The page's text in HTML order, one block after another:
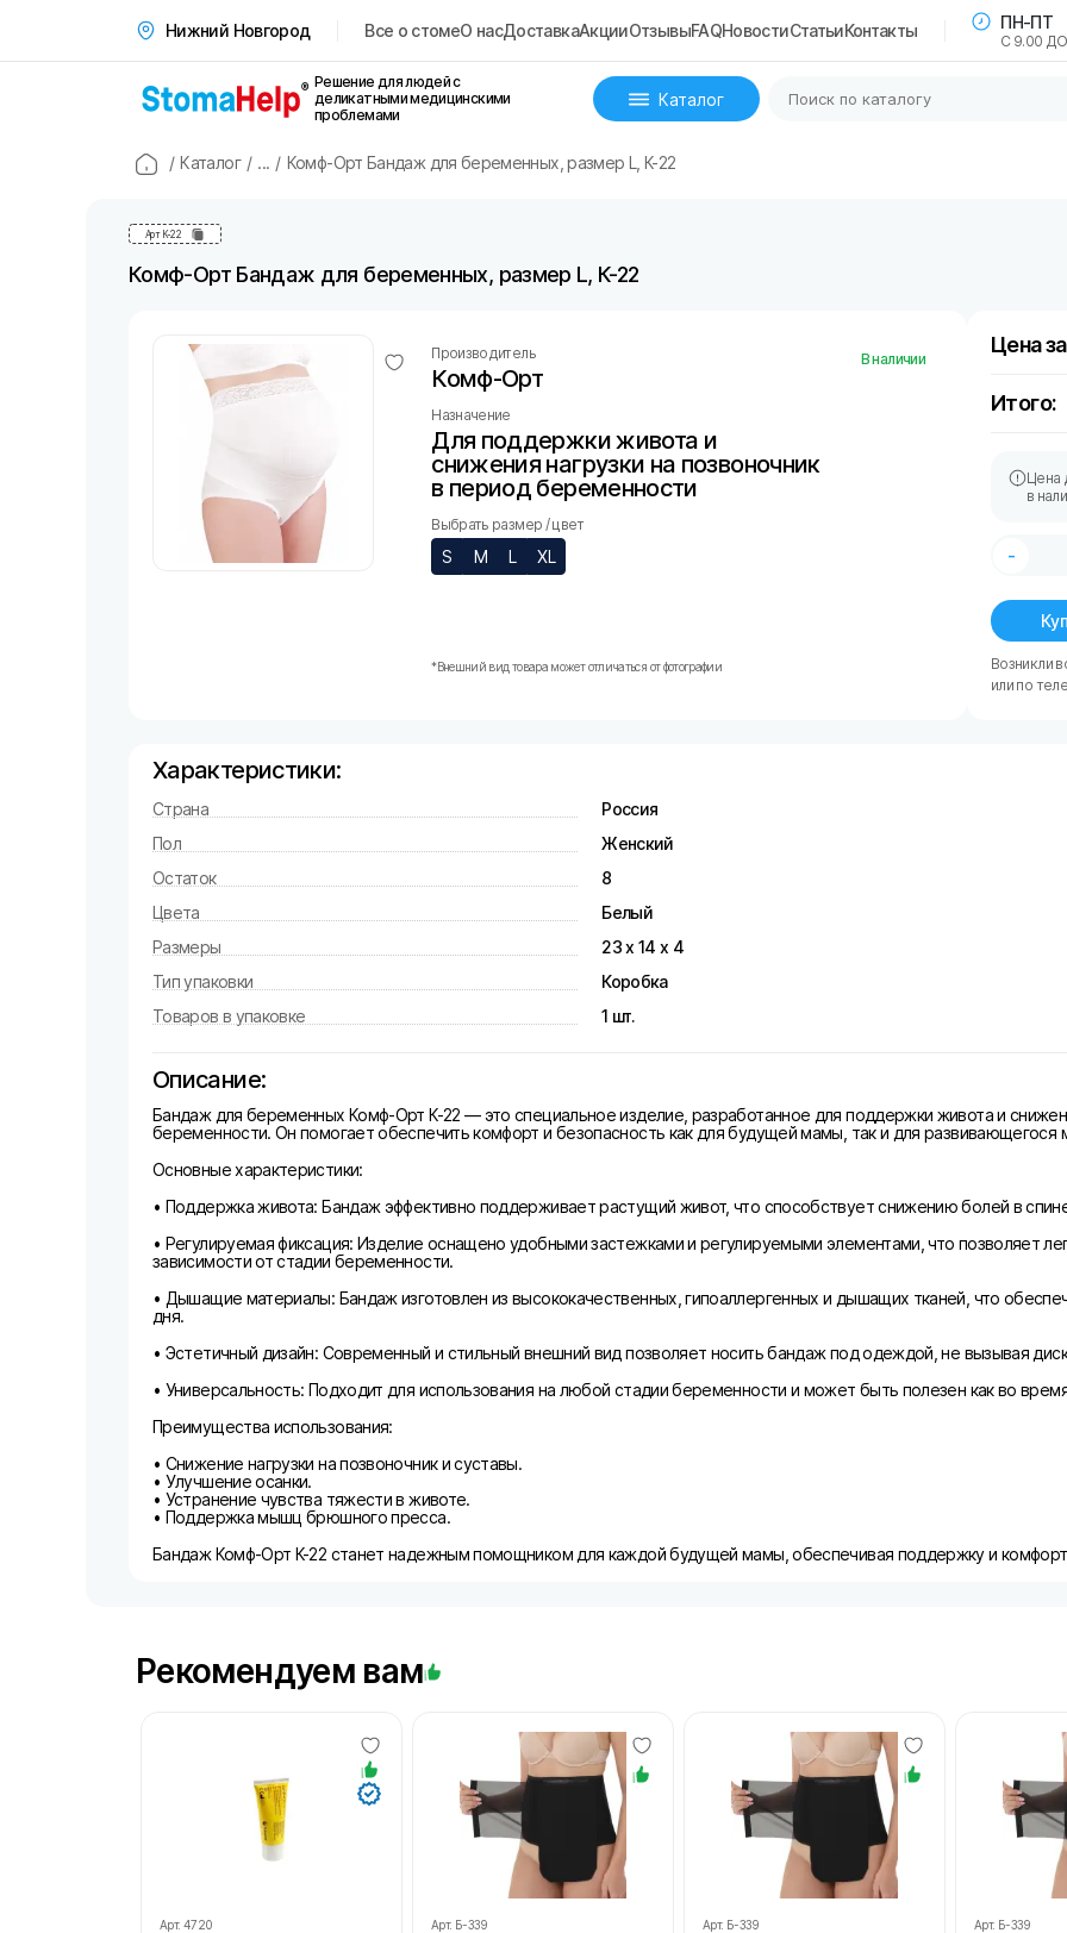
Нижний Новгород Все о стомеО насДоставкаАкцииОтзывыFAQНовостиСтатьиКонтакты ПН-ПТ
С 9.00
Решение для людей с
деликатными медицинскими
проблемами
Каталог
/ Каталог / ... / Комф-Орт Бандаж для беременных, размер L, К-22
Арт К-22
Комф-Орт Бандаж для беременных, размер L, К-22
Производитель
Комф-Орт
Назначение
Для поддержки живота и
снижения нагрузки на позвоночник
в период беременности
Выбрать размер / цвет
S M L XL
*Внешний вид товара может отличаться от фотографии
В наличии
Цена
Итого:
Цена
в
-
Возникли
или по
Характеристики:
Страна
Россия
Пол
Женский
Остаток
8
Цвета
Белый
Размеры
23 х 14 х 4
Тип упаковки
Коробка
Товаров в упаковке
1 шт.
Описание:
Бандаж для беременных Комф-Орт К-22 — это специальное изделие, разработанное для поддержки живота и
беременности. Он помогает обеспечить комфорт и безопасность как для будущей мамы, так и для развивающегося
Основные характеристики:
• Поддержка живота: Бандаж эффективно поддерживает растущий живот, что способствует снижению болей в
• Регулируемая фиксация: Изделие оснащено удобными застежками и регулируемыми элементами, что позволяет
зависимости от стадии беременности.
• Дышащие материалы: Бандаж изготовлен из высококачественных, гипоаллергенных и дышащих тканей, что
дня.
• Эстетичный дизайн: Современный и стильный внешний вид позволяет носить бандаж под одеждой, не вызывая
• Универсальность: Подходит для использования на любой стадии беременности и может быть полезен как во
Преимущества использования:
• Снижение нагрузки на позвоночник и суставы.
• Улучшение осанки.
• Устранение чувства тяжести в животе.
• Поддержка мышц брюшного пресса.
Бандаж Комф-Орт К-22 станет надежным помощником для каждой будущей мамы, обеспечивая поддержку и
Рекомендуем вам
Арт. 4720 Арт. Б-339 Арт. Б-339 Арт. Б-339